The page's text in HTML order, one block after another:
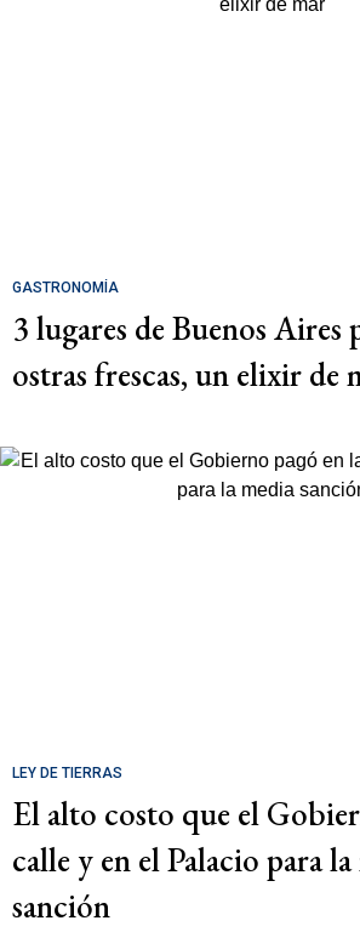
GASTRONOMÍA
3 lugares de Buenos Aires
ostras frescas, un elixir de
LEY DE TIERRAS
El alto costo que el
calle y en el Palacio para
sanción